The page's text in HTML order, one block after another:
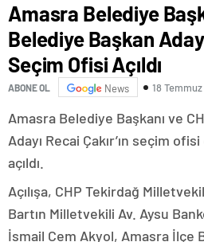
Amasra Belediye
Belediye Başkan
Seçim Ofisi Açıldı
ABONE OL News 18
Amasra Belediye Başkanı ve
Adayı Recai Çakır’ın seçim
açıldı.
Açılışa, CHP Tekirdağ
Bartın Milletvekili Av. Aysu
İsmail Cem Akyol, Amasra İlçe